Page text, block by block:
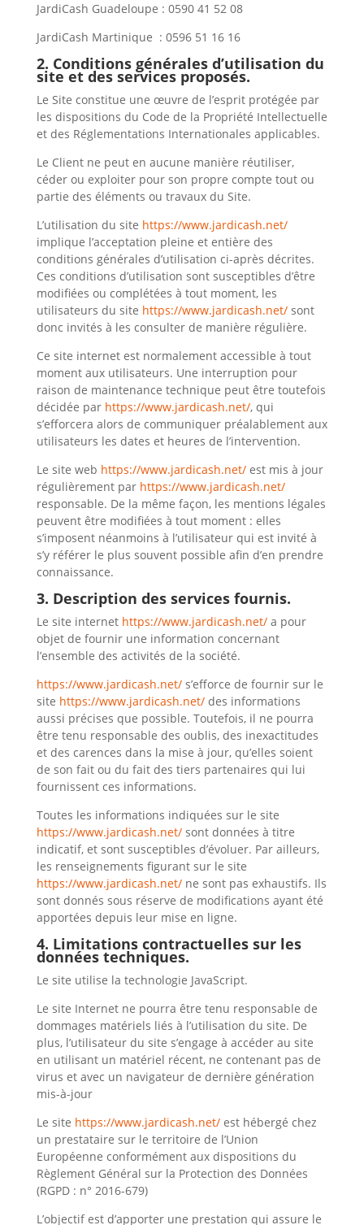
JardiCash Guadeloupe : 0590 41 52 08
JardiCash Martinique : 0596 51 16 16
2. Conditions générales d’utilisation du
site et des services proposés.
Le Site constitue une œuvre de l’esprit protégée par
les dispositions du Code de la Propriété Intellectuelle
et des Réglementations Internationales applicables.
Le Client ne peut en aucune manière réutiliser,
céder ou exploiter pour son propre compte tout ou
partie des éléments ou travaux du Site.
L’utilisation du site https://www.jardicash.net/
implique l’acceptation pleine et entière des
conditions générales d’utilisation ci-après décrites.
Ces conditions d’utilisation sont susceptibles d’être
modifiées ou complétées à tout moment, les
utilisateurs du site https://www.jardicash.net/sont
donc invités à les consulter de manière régulière.
Ce site internet est normalement accessible à tout
moment aux utilisateurs. Une interruption pour
raison de maintenance technique peut être toutefois
décidée par https://www.jardicash.net/, qui
s’efforcera alors de communiquer préalablement aux
utilisateurs les dates et heures de l’intervention.
Le site web https://www.jardicash.net/est mis à jour
régulièrement par https://www.jardicash.net/
responsable. De la même façon, les mentions légales
peuvent être modifiées à tout moment : elles
s’imposent néanmoins à l’utilisateur qui est invité à
s’y référer le plus souvent possible afin d’en prendre
connaissance.
3. Description des services fournis.
Le site internet https://www.jardicash.net/a pour
objet de fournir une information concernant
l’ensemble des activités de la société.
https://www.jardicash.net/s’efforce de fournir sur le
site https://www.jardicash.net/des informations
aussi précises que possible. Toutefois, il ne pourra
être tenu responsable des oublis, des inexactitudes
et des carences dans la mise à jour, qu’elles soient
de son fait ou du fait des tiers partenaires qui lui
fournissent ces informations.
Toutes les informations indiquées sur le site
https://www.jardicash.net/sont données à titre
indicatif, et sont susceptibles d’évoluer. Par ailleurs,
les renseignements figurant sur le site
https://www.jardicash.net/ne sont pas exhaustifs. Ils
sont donnés sous réserve de modifications ayant été
apportées depuis leur mise en ligne.
4. Limitations contractuelles sur les
données techniques.
Le site utilise la technologie JavaScript.
Le site Internet ne pourra être tenu responsable de
dommages matériels liés à l’utilisation du site. De
plus, l’utilisateur du site s’engage à accéder au site
en utilisant un matériel récent, ne contenant pas de
virus et avec un navigateur de dernière génération
mis-à-jour
Le site https://www.jardicash.net/est hébergé chez
un prestataire sur le territoire de l’Union
Européenne conformément aux dispositions du
Règlement Général sur la Protection des Données
(RGPD : n° 2016-679)
L’objectif est d’apporter une prestation qui assure le